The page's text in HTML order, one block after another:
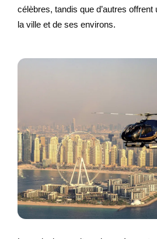
célèbres, tandis que d’autres
la ville et de ses environs.